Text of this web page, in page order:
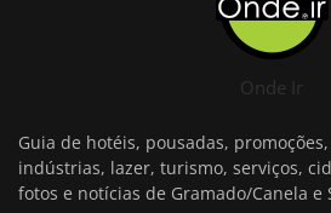
Onde Ir
Guia de hotéis, pousadas,
indústrias, lazer, turismo, serviços,
fotos e notícias de Gramado/Canela e